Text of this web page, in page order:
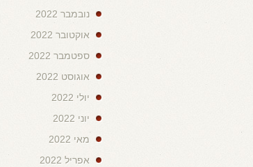
נובמבר 2022
אוקטובר 2022
ספטמבר 2022
אוגוסט 2022
יולי 2022
יוני 2022
מאי 2022
אפריל 2022